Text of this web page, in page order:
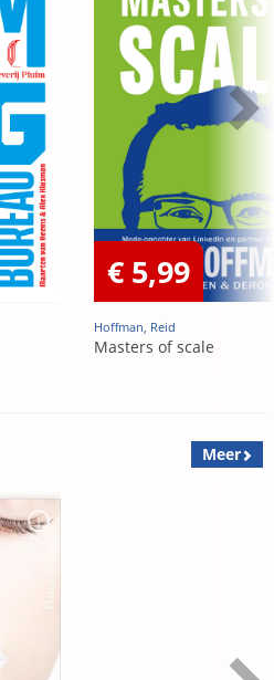
€ 5,99
Hoffman, Reid
Masters of scale
Meer